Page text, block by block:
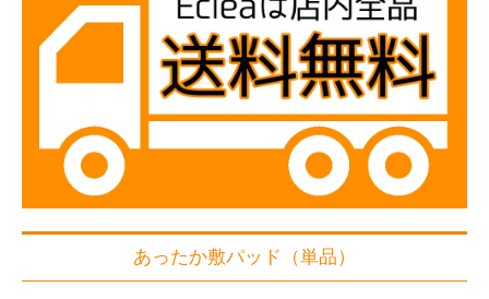
あったか敷パッド（単品）